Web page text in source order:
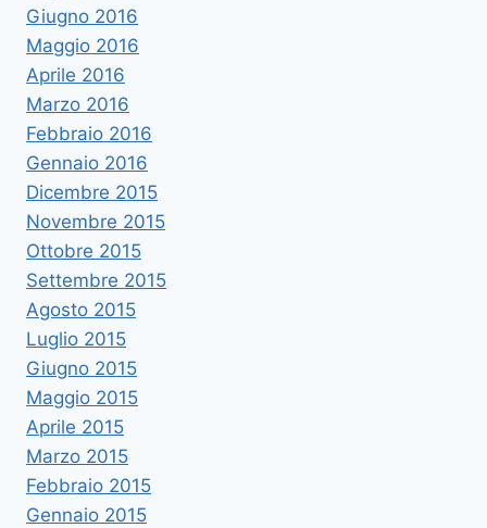
Giugno 2016
Maggio 2016
Aprile 2016
Marzo 2016
Febbraio 2016
Gennaio 2016
Dicembre 2015
Novembre 2015
Ottobre 2015
Settembre 2015
Agosto 2015
Luglio 2015
Giugno 2015
Maggio 2015
Aprile 2015
Marzo 2015
Febbraio 2015
Gennaio 2015